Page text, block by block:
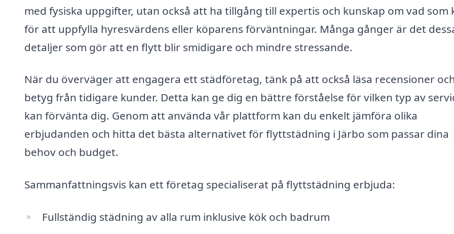
med fysiska uppgifter, utan också att ha tillgång till expertis och kunskap om vad som
för att uppfylla hyresvärdens eller köparens förväntningar. Många gånger är det
detaljer som gör att en flytt blir smidigare och mindre stressande.
När du överväger att engagera ett städföretag, tänk på att också läsa recensioner
betyg från tidigare kunder. Detta kan ge dig en bättre förståelse för vilken typ av
kan förvänta dig. Genom att använda vår plattform kan du enkelt jämföra olika
erbjudanden och hitta det bästa alternativet för flyttstädning i Järbo som passar dina
behov och budget.
Sammanfattningsvis kan ett företag specialiserat på flyttstädning erbjuda:
Fullständig städning av alla rum inklusive kök och badrum